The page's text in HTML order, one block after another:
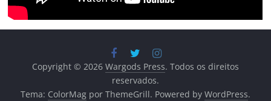
Copyright © 2026 Wargods Press. Todos os direitos
reservados.
Tema: ColorMagpor ThemeGrill. Powered by WordPress.